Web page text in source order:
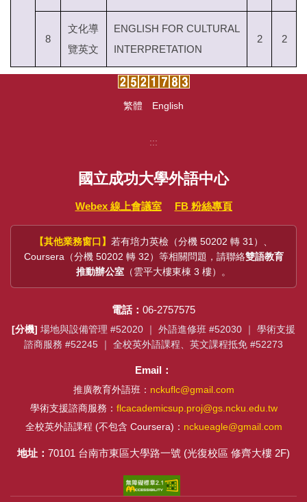
8
文化導
覽英文
ENGLISH FOR CULTURAL
INTERPRETATION
2 2
繁體 English
:::
國立成功大學外語中心
Webex 線上會議室 FB 粉絲專頁
【其他業務窗口】 若有培力英檢（分機 50202 轉 31）、
Coursera（分機 50202 轉 32）等相關問題，請聯絡雙語教育
推動辦公室 （雲平大樓東棟 3 樓）。
電話： 06-2757575
[分機] 場地與設備管理 #52020 ｜ 外語進修班 #52030 ｜ 學術支援
諮商服務 #52245 ｜ 全校英外語課程、英文課程抵免 #52273
Email：
推廣教育外語班： nckuflc@gmail.com
學術支援諮商服務： flcacademicsup.proj@gs.ncku.edu.tw
全校英外語課程 (不包含 Coursera)： nckueagle@gmail.com
地址： 70101 台南市東區大學路一號 (光復校區 修齊大樓 2F)